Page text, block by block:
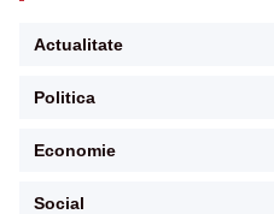
Actualitate
Politica
Economie
Social